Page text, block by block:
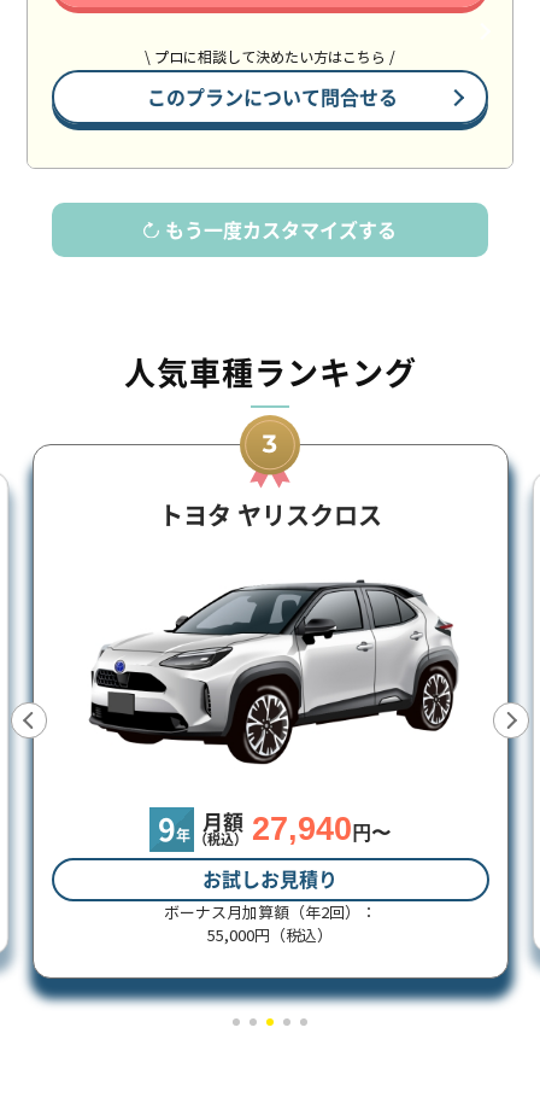
\ プロに相談して決めたい方はこちら /
このプランについて問合せる
もう一度カスタマイズする
人気車種ランキング
トヨタ ヤリスクロス
9年
月額
（税込） 27,940 円〜
お試しお見積り
ボーナス月加算額（年2回）：
55,000円（税込）